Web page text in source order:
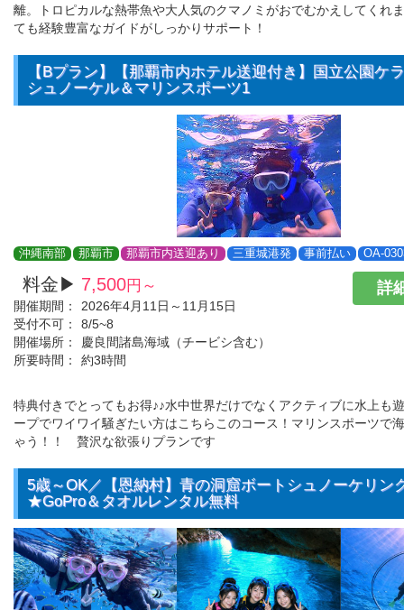
離。トロピカルな熱帯魚や大人気のクマノミがおでむかえしてくれ
ても経験豊富なガイドがしっかりサポート！
【Bプラン】【那覇市内ホテル送迎付き】国立公園ケ
シュノーケル＆マリンスポーツ1
沖縄南部 那覇市 那覇市内送迎あり 三重城港発 事前払い OA-
料金▶ 7,500円～
開催期間：
2026年4月11日～11月15日
受付不可：
8/5~8
開催場所：
慶良間諸島海域（チービシ含む）
所要時間：
約3時間
詳
特典付きでとってもお得♪♪水中世界だけでなくアクティブに水上も
ープでワイワイ騒ぎたい方はこちらこのコース！マリンスポーツで
ゃう！！ 贅沢な欲張りプランです
5歳～OK／【恩納村】青の洞窟ボートシュノーケリン
★GoPro＆タオルレンタル無料